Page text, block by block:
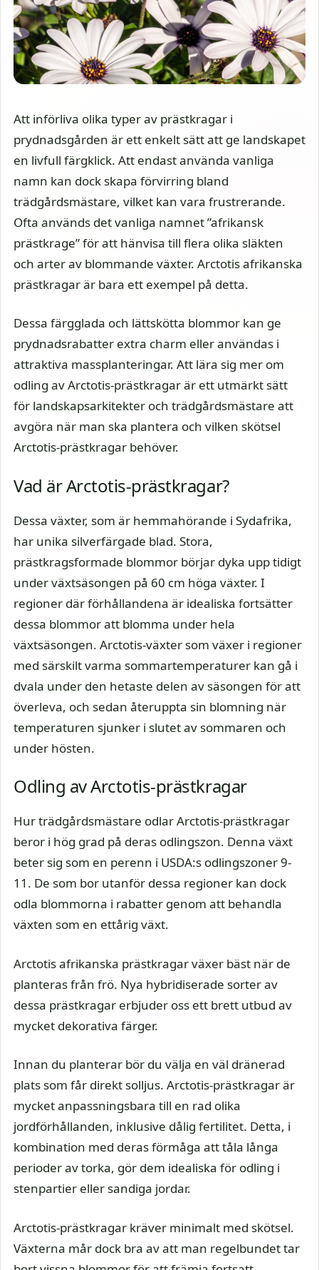
Att införliva olika typer av prästkragar i
prydnadsgården är ett enkelt sätt att ge landskapet
en livfull färgklick. Att endast använda vanliga
namn kan dock skapa förvirring bland
trädgårdsmästare, vilket kan vara frustrerande.
Ofta används det vanliga namnet ”afrikansk
prästkrage” för att hänvisa till flera olika släkten
och arter av blommande växter. Arctotis afrikanska
prästkragar är bara ett exempel på detta.
Dessa färgglada och lättskötta blommor kan ge
prydnadsrabatter extra charm eller användas i
attraktiva massplanteringar. Att lära sig mer om
odling av Arctotis-prästkragar är ett utmärkt sätt
för landskapsarkitekter och trädgårdsmästare att
avgöra när man ska plantera och vilken skötsel
Arctotis-prästkragar behöver.
Vad är Arctotis-prästkragar?
Dessa växter, som är hemmahörande i Sydafrika,
har unika silverfärgade blad. Stora,
prästkragsformade blommor börjar dyka upp tidigt
under växtsäsongen på 60 cm höga växter. I
regioner där förhållandena är idealiska fortsätter
dessa blommor att blomma under hela
växtsäsongen. Arctotis-växter som växer i regioner
med särskilt varma sommartemperaturer kan gå i
dvala under den hetaste delen av säsongen för att
överleva, och sedan återuppta sin blomning när
temperaturen sjunker i slutet av sommaren och
under hösten.
Odling av Arctotis-prästkragar
Hur trädgårdsmästare odlar Arctotis-prästkragar
beror i hög grad på deras odlingszon. Denna växt
beter sig som en perenn i USDA:s odlingszoner 9-
11. De som bor utanför dessa regioner kan dock
odla blommorna i rabatter genom att behandla
växten som en ettårig växt.
Arctotis afrikanska prästkragar växer bäst när de
planteras från frö. Nya hybridiserade sorter av
dessa prästkragar erbjuder oss ett brett utbud av
mycket dekorativa färger.
Innan du planterar bör du välja en väl dränerad
plats som får direkt solljus. Arctotis-prästkragar är
mycket anpassningsbara till en rad olika
jordförhållanden, inklusive dålig fertilitet. Detta, i
kombination med deras förmåga att tåla långa
perioder av torka, gör dem idealiska för odling i
stenpartier eller sandiga jordar.
Arctotis-prästkragar kräver minimalt med skötsel.
Växterna mår dock bra av att man regelbundet tar